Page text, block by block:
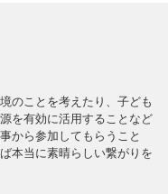
のことを考えたり、子ども
を有効に活用することなど
から参加してもらうこと
本当に素晴らしい繋がりを